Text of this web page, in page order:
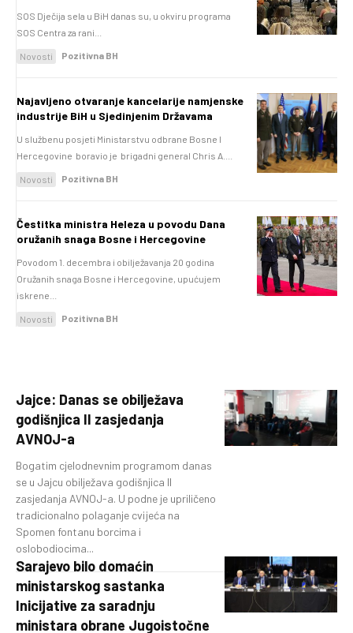
SOS Dječija sela u BiH danas su, u okviru programa
SOS Centra za rani...
Novosti Pozitivna BH
Najavljeno otvaranje kancelarije namjenske
industrije BiH u Sjedinjenim Državama
U službenu posjeti Ministarstvu odbrane Bosne I
Hercegovine boravio je brigadni general Chris A....
Novosti Pozitivna BH
Čestitka ministra Heleza u povodu Dana
oružanih snaga Bosne i Hercegovine
Povodom 1. decembra i obilježavanja 20 godina
Oružanih snaga Bosne i Hercegovine, upućujem
iskrene...
Novosti Pozitivna BH
Jajce: Danas se obilježava
godišnjica II zasjedanja
AVNOJ-a
Bogatim cjelodnevnim programom danas
se u Jajcu obilježava godišnjica II
zasjedanja AVNOJ-a. U podne je upriličeno
tradicionalno polaganje cvijeća na
Spomen fontanu borcima i
oslobodiocima...
Sarajevo bilo domaćin
ministarskog sastanka
Inicijative za saradnju
ministara obrane Jugoistočne